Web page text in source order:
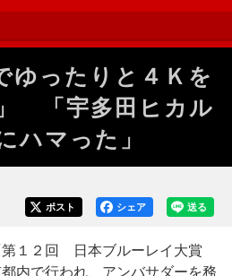
ゆったりと４Ｋを
「宇多田ヒカル
ハマった」
送る
シェア
ポスト
１２回 日本ブルーレイ大賞
内で行われ、アンバサダーを務